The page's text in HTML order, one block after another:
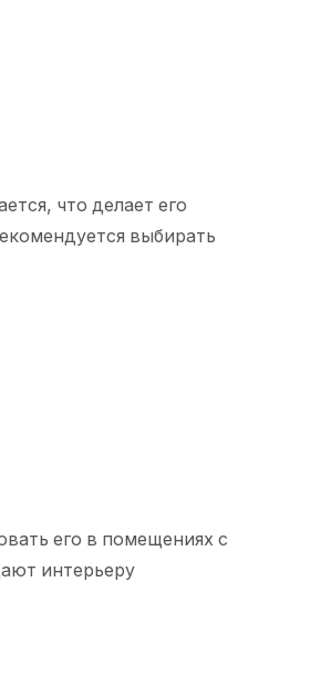
что делает его
выбирать
его в помещениях с
интерьеру